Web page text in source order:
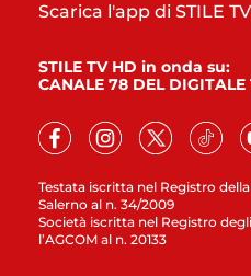
Testata iscritta nel Registro
Salerno al n. 34/2009
Società iscritta nel Registro
l’AGCOM al n. 20133
Scarica l'app di STILE
STILE TV HD in onda su:
CANALE 78 DEL DIGITALE